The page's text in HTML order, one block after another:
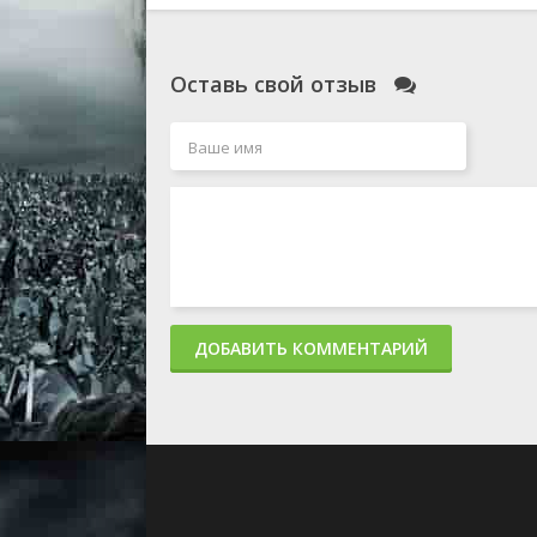
Оставь свой отзыв
ДОБАВИТЬ КОММЕНТАРИЙ